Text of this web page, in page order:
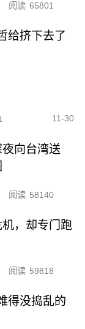
阅读 65801
给挤下去了
11-30
向台湾送
阅读 58140
，却专门跑
阅读 59818
得没捣乱的